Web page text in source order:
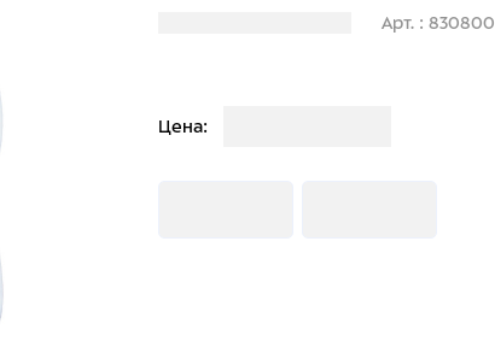
Арт. : 830800
Цена: